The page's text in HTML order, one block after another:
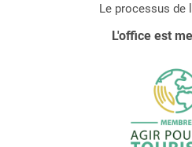
Le processus de
L'office est